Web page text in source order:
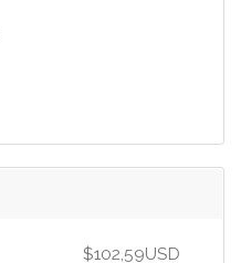
$102,59USD